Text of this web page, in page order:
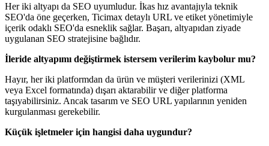
Her iki altyapı da SEO uyumludur. İkas hız avantajıyla teknik
SEO'da öne geçerken, Ticimax detaylı URL ve etiket yönetimiyle
içerik odaklı SEO'da esneklik sağlar. Başarı, altyapıdan ziyade
uygulanan SEO stratejisine bağlıdır.
İleride altyapımı değiştirmek istersem verilerim kaybolur mu?
Hayır, her iki platformdan da ürün ve müşteri verilerinizi (XML
veya Excel formatında) dışarı aktarabilir ve diğer platforma
taşıyabilirsiniz. Ancak tasarım ve SEO URL yapılarının yeniden
kurgulanması gerekebilir.
Küçük işletmeler için hangisi daha uygundur?